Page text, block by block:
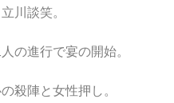
川談笑。
の進行で宴の開始。
殺陣と女性押し。